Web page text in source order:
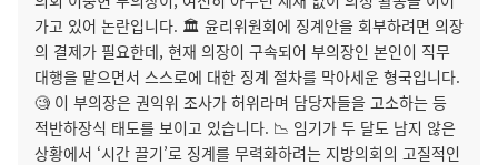
가고 있어 논란입니다. 🏛️ 윤리위원회에 징계안을 회부하려면 의장
의 결제가 필요한데, 현재 의장이 구속되어 부의장인 본인이 직무
대행을 맡으면서 스스로에 대한 징계 절차를 막아세운 형국입니다.
🧐 이 부의장은 권익위 조사가 허위라며 담당자들을 고소하는 등
적반하장식 태도를 보이고 있습니다. 📉 임기가 두 달도 남지 않은
상황에서 ‘시간 끌기’로 징계를 무력화하려는 지방의회의 고질적인